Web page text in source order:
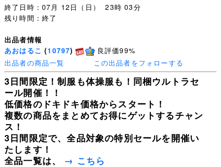
終了日時：07月 12日（日） 23時 03分
残り時間：終了
出品者情報
あおはるこ (10797)
良評価99%
出品者の商品一覧
この出品者をフォローする
3日間限定！制服も体操服も！同梱ウルトラセ
ール開催！！
低価格のドキドキ価格からスタート！
複数の商品をまとめてお得にゲットするチャン
ス！
3日間限定で、全品対象の特別セールを開催い
たします！
全品一覧は、
→ こちら